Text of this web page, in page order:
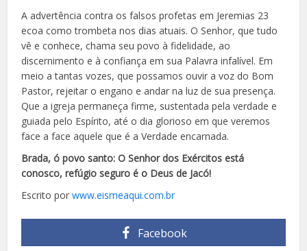
A advertência contra os falsos profetas em Jeremias 23
ecoa como trombeta nos dias atuais. O Senhor, que tudo
vê e conhece, chama seu povo à fidelidade, ao
discernimento e à confiança em sua Palavra infalível. Em
meio a tantas vozes, que possamos ouvir a voz do Bom
Pastor, rejeitar o engano e andar na luz de sua presença.
Que a igreja permaneça firme, sustentada pela verdade e
guiada pelo Espírito, até o dia glorioso em que veremos
face a face aquele que é a Verdade encarnada.
Brada, ó povo santo: O Senhor dos Exércitos está
conosco, refúgio seguro é o Deus de Jacó!
Escrito porwww.eismeaqui.com.br
Facebook